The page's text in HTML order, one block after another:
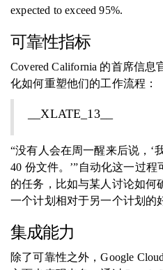
expected to exceed 95%.
可靠性指标
Covered California 的首席信息
化如何重塑他们的工作流程：
__XLATE_13__
“没有人会在周一醒来后说，‘
40 份文件。’”自动化这一过
的任务，比如与某人讨论如何
一个计划相对于另一个计划的
集成能力
除了可靠性之外，Google